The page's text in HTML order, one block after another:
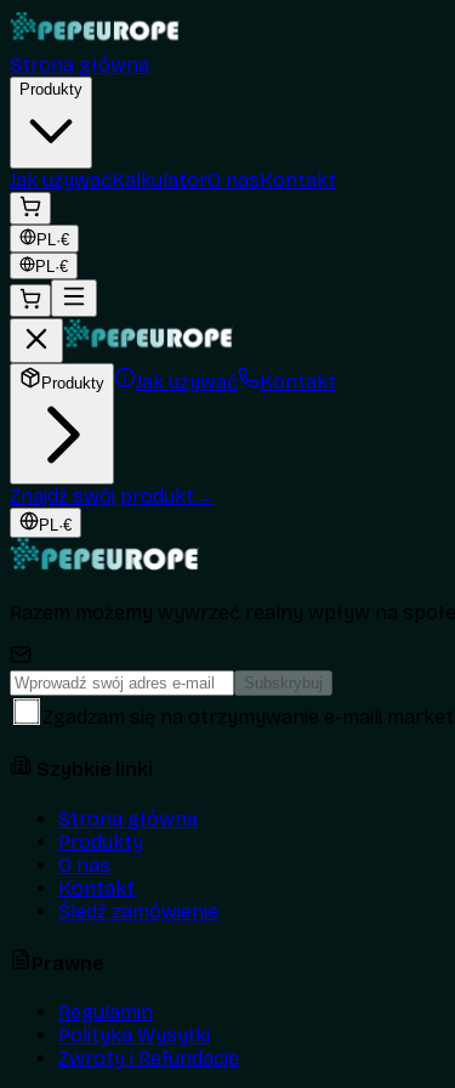
Strona główna
Produkty
Jak używaćKalkulatorO nasKontakt
PL·€
PL·€
Produkty Jak używać Kontakt
Znajdź swój produkt →
PL·€
Subskrybuj
Strona główna
Produkty
O nas
Kontakt
Śledź zamówienie
Regulamin
Polityka Wysyłki
Zwroty i Refundacje